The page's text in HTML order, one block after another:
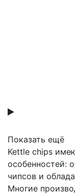
Показать ещё
Kettle chips
особенностей:
чипсов и
Многие